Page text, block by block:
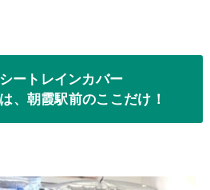
ートレインカバー
、朝霞駅前のここだけ！